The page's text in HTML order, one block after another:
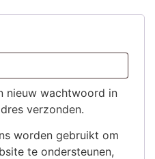
nieuw wachtwoord in
verzonden.
worden gebruikt om
te ondersteunen,